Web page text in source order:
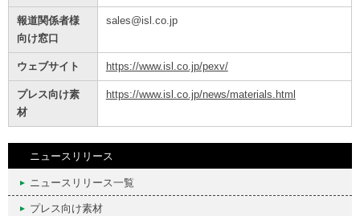
報道関係者様
向け窓口
sales@isl.co.jp
ウェブサイト https://www.isl.co.jp/pexv/
プレス向け素
材
https://www.isl.co.jp/news/materials.html
ニュースリリース
ニュースリリース一覧
プレス向け素材